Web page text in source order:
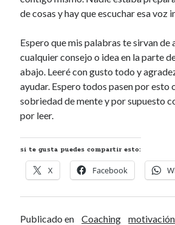
de cosas y hay que escuchar esa voz
Espero que mis palabras te sirvan de
cualquier consejo o idea en la parte
abajo. Leeré con gusto todo y
ayudar. Espero todos pasen por esto
sobriedad de mente y por supuesto
por leer.
si te gusta puedes compartir esto:
X Facebook
Publicado en Coaching motivación